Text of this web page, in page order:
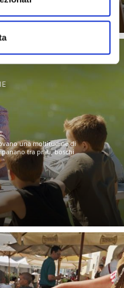
una moltitudine di
tra prati, boschi